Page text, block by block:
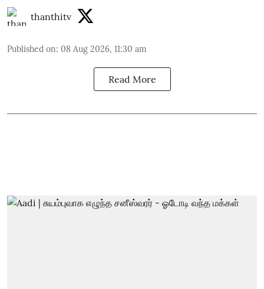
thanthitv
Published on: 08 Aug 2026, 11:30 am
Read More